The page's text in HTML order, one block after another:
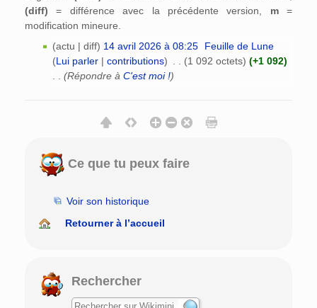
(diff) = différence avec la précédente version, m=
modification mineure.
(actu | diff) 14 avril 2026 à 08:25‎
Feuille de Lune
(Lui parler| contributions) (1 092 octets) (+1 092)
(Répondre à C'est moi !)
Ce que tu peux faire
Voir son historique
Retourner à l’accueil
Rechercher